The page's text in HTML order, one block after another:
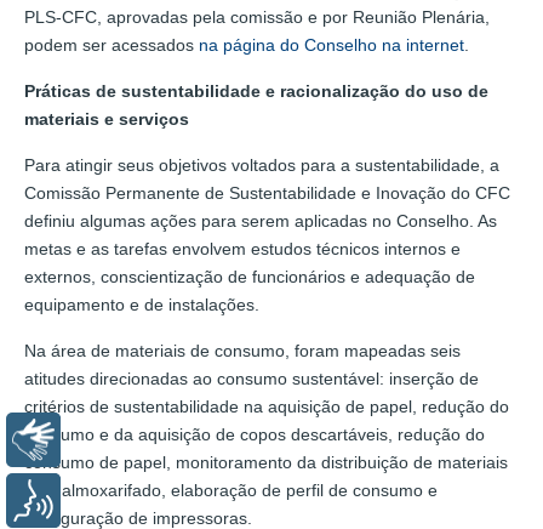
PLS-CFC, aprovadas pela comissão e por Reunião Plenária,
podem ser acessados na página do Conselho na internet
Práticas de sustentabilidade e racionalização do uso de
materiais e serviços
Para atingir seus objetivos voltados para a sustentabilidade, a
Comissão Permanente de Sustentabilidade e Inovação do CFC
definiu algumas ações para serem aplicadas no Conselho. As
metas e as tarefas envolvem estudos técnicos internos e
externos, conscientização de funcionários e adequação de
equipamento e de instalações.
Na área de materiais de consumo, foram mapeadas seis
atitudes direcionadas ao consumo sustentável: inserção de
critérios de sustentabilidade na aquisição de papel, redução do
consumo e da aquisição de copos descartáveis, redução do
consumo de papel, monitoramento da distribuição de materiais
pelo almoxarifado, elaboração de perfil de consumo e
configuração de impressoras.
Libras
Voz